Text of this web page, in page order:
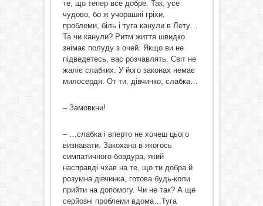
те, що тепер все добре. Так, усе
чудово, бо ж учорашні гріхи,
проблеми, біль і туга канули в Лету…
Та чи канули? Ритм життя швидко
знімає полуду з очей. Якщо ви не
підведетесь, вас розчавлять. Світ не
жаліє слабких. У його законах немає
милосердя. От ти, дівчинко, слабка…
– Замовкни!
– …слабка і вперто не хочеш цього
визнавати. Закохана в якогось
симпатичного бовдура, який
насправді чхав на те, що ти добра й
розумна дівчинка, готова будь-коли
прийти на допомогу. Чи не так? А ще
серйозні проблеми вдома…Туга